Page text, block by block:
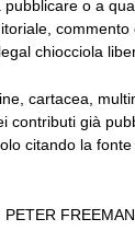
o a
commento
chiocciola
cartacea,
contributi già
citando la
FREEMAN